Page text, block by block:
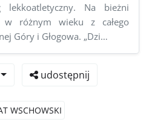
Na bieżni
w różnym wieku z całego
Góry i Głogowa. „Dzi…
udostępnij
WSCHOWSKI